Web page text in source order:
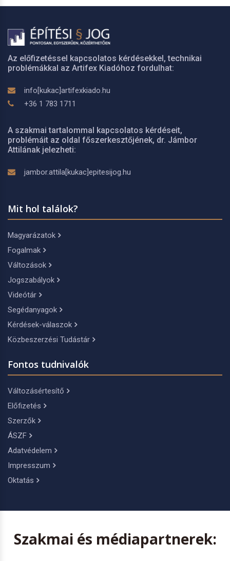
Az előfizetéssel kapcsolatos kérdésekkel, technikai
problémákkal az Artifex Kiadóhoz fordulhat:
info[kukac]artifexkiado.hu
+36 1 783 1711
A szakmai tartalommal kapcsolatos kérdéseit,
problémáit az oldal főszerkesztőjének, dr. Jámbor
Attilának jelezheti:
jambor.attila[kukac]epitesijog.hu
Mit hol találok?
Magyarázatok
Fogalmak
Változások
Jogszabályok
Videótár
Segédanyagok
Kérdések-válaszok
Közbeszerzési Tudástár
Fontos tudnivalók
Változásértesítő
Előfizetés
Szerzők
ÁSZF
Adatvédelem
Impresszum
Oktatás
Szakmai és médiapartnerek: